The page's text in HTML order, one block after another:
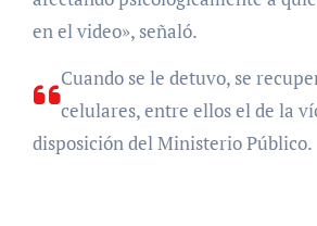
en el video», señaló.
Cuando se le detuvo, se
celulares, entre ellos el de la
disposición del Ministerio Público.